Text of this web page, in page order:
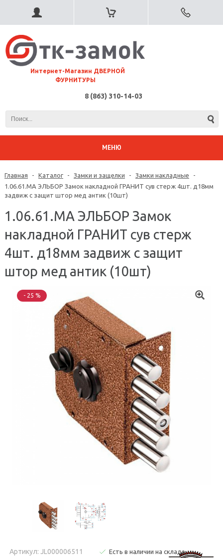
⠀Интернет-Магазин ДВЕРНОЙ
ФУРНИТУРЫ
8 (863) 310-14-03
МЕНЮ
Главная - Каталог - Замки и защелки - Замки накладные
-
1.06.61.МА ЭЛЬБОР Замок накладной ГРАНИТ сув стерж 4шт. д18мм
задвиж с защит штор мед антик (10шт)
1.06.61.МА ЭЛЬБОР Замок
накладной ГРАНИТ сув стерж
4шт. д18мм задвиж с защит
штор мед антик (10шт)
- 25 %
Артикул: JL000006511 Есть в наличии на складе